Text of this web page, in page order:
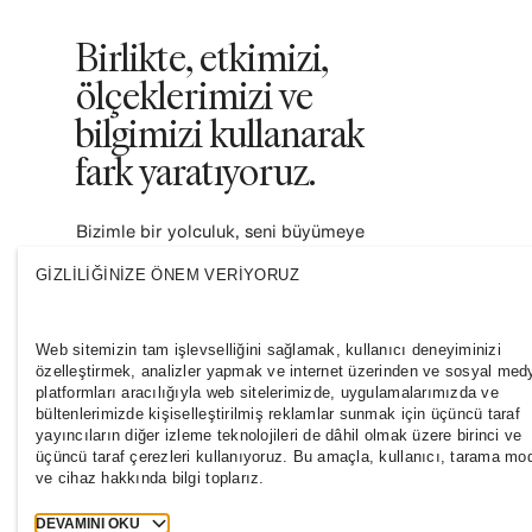
Birlikte, etkimizi,
ölçeklerimizi ve
bilgimizi kullanarak
fark yaratıyoruz.
Bizimle bir yolculuk, seni büyümeye
daha kapsayıcı ve sürdürülebilir bir moda
GIZLILIĞINIZE ÖNEM VERIYORUZ
Web sitemizin tam işlevselliğini sağlamak, kullanıcı deneyiminizi
özelleştirmek, analizler yapmak ve internet üzerinden ve sosyal
platformları aracılığıyla web sitelerimizde, uygulamalarımızda ve
bültenlerimizde kişiselleştirilmiş reklamlar sunmak için üçüncü taraf
yayıncıların diğer izleme teknolojileri de dâhil olmak üzere birinci ve
üçüncü taraf çerezleri kullanıyoruz. Bu amaçla, kullanıcı, tarama
ve cihaz hakkında bilgi toplarız.
DEVAMINI OKU